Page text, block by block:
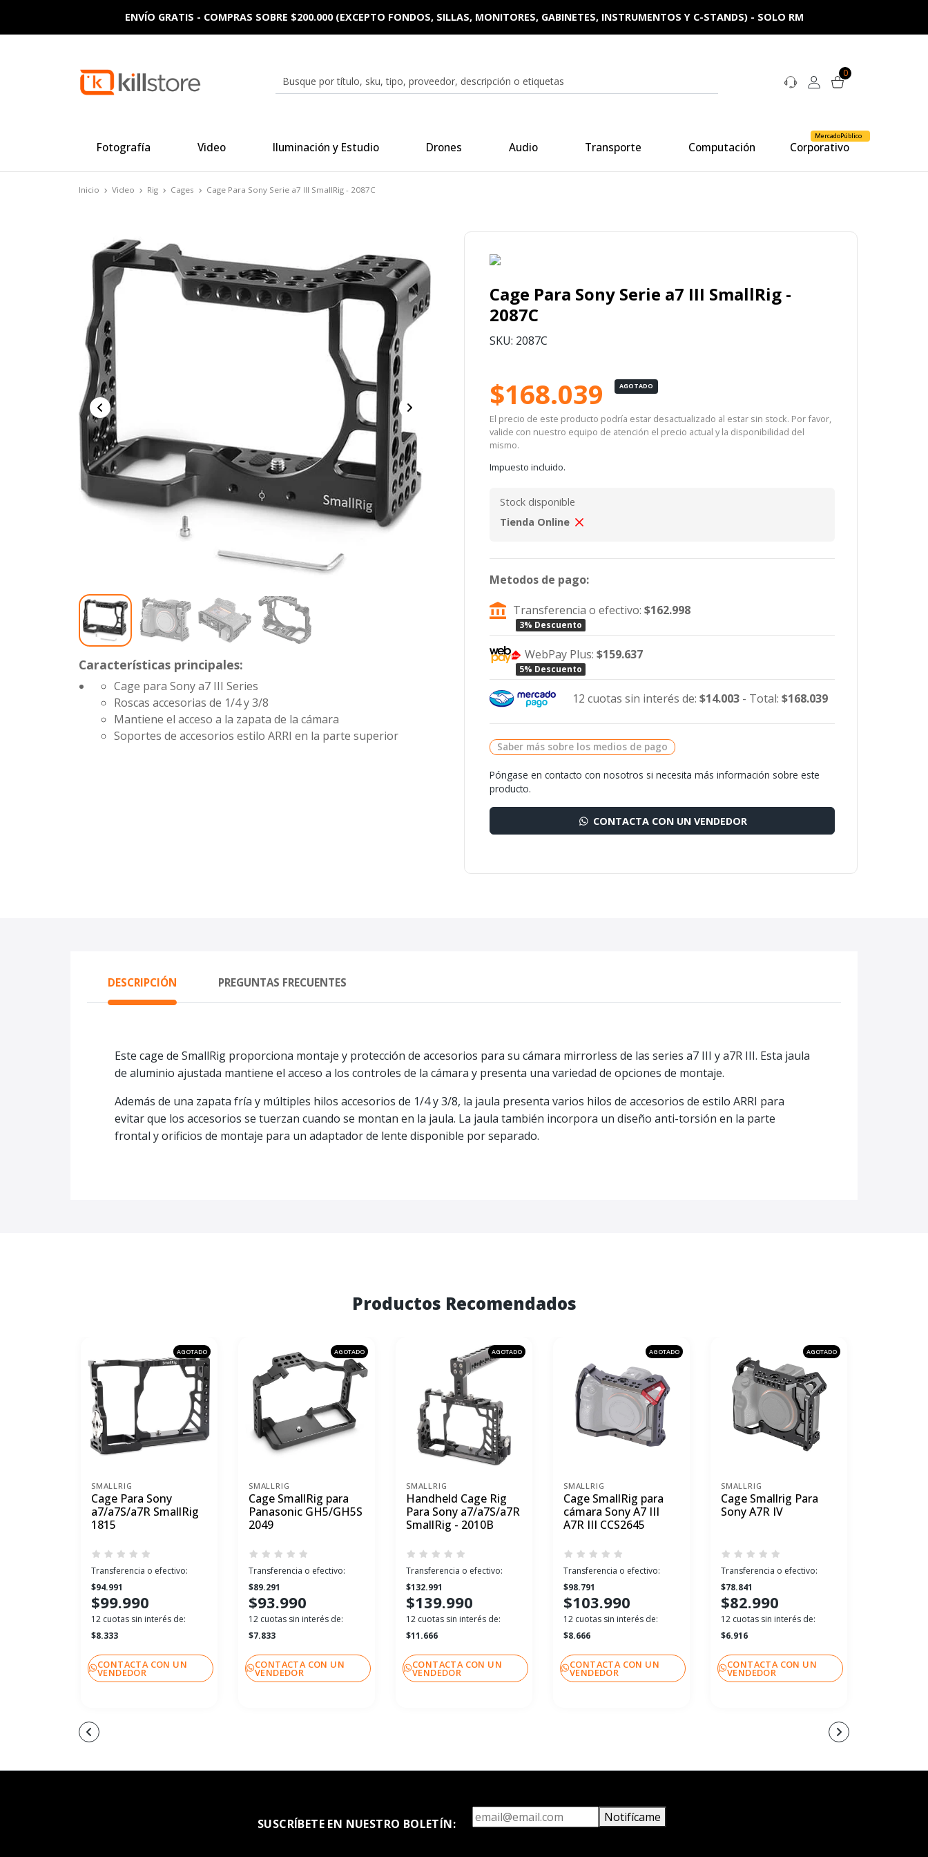
0
Fotografía Video Iluminación y Estudio Drones Audio Transporte Computación Corporativo
MercadoPúblico
ENVÍO GRATIS - COMPRAS SOBRE $200.000 (EXCEPTO FONDOS, SILLAS, MONITORES, GABINETES, INSTRUMENTOS Y C-STANDS) - SOLO RM
Inicio Video Rig Cages Cage Para Sony Serie a7 III SmallRig - 2087C
Características principales:
Cage para Sony a7 III Series
Roscas accesorias de 1/4 y 3/8
Mantiene el acceso a la zapata de la cámara
Soportes de accesorios estilo ARRI en la parte superior
Cage Para Sony Serie a7 III SmallRig -
2087C
SKU: 2087C
$168.039 AGOTADO
El precio de este producto podría estar desactualizado al estar sin stock. Por favor,
valide con nuestro equipo de atención el precio actual y la disponibilidad del
mismo.
Impuesto incluido.
Stock disponible
Tienda Online
Metodos de pago:
Transferencia o efectivo:$162.998
3% Descuento
WebPay Plus:$159.637
5% Descuento
12 cuotas sin interés de: $14.003- Total: $168.039
Saber más sobre los medios de pago
Póngase en contacto con nosotros si necesita más información sobre este
producto.
CONTACTA CON UN VENDEDOR
DESCRIPCIÓN PREGUNTAS FRECUENTES
Este cage de SmallRig proporciona montaje y protección de accesorios para su cámara mirrorless de las series a7 III y a7R III. Esta jaula
de aluminio ajustada mantiene el acceso a los controles de la cámara y presenta una variedad de opciones de montaje.
Además de una zapata fría y múltiples hilos accesorios de 1/4 y 3/8, la jaula presenta varios hilos de accesorios de estilo ARRI para
evitar que los accesorios se tuerzan cuando se montan en la jaula. La jaula también incorpora un diseño anti-torsión en la parte
frontal y orificios de montaje para un adaptador de lente disponible por separado.
Productos Recomendados
AGOTADO
SMALLRIG
Cage Para Sony
a7/a7S/a7R SmallRig
1815
Transferencia o efectivo:
$94.991
$99.990
12 cuotas sin interés de:
$8.333
CONTACTA CON UN
VENDEDOR
AGOTADO
SMALLRIG
Cage SmallRig para
Panasonic GH5/GH5S
2049
Transferencia o efectivo:
$89.291
$93.990
12 cuotas sin interés de:
$7.833
CONTACTA CON UN
VENDEDOR
AGOTADO
SMALLRIG
Handheld Cage Rig
Para Sony a7/a7S/a7R
SmallRig - 2010B
Transferencia o efectivo:
$132.991
$139.990
12 cuotas sin interés de:
$11.666
CONTACTA CON UN
VENDEDOR
AGOTADO
SMALLRIG
Cage SmallRig para
cámara Sony A7 III
A7R III CCS2645
Transferencia o efectivo:
$98.791
$103.990
12 cuotas sin interés de:
$8.666
CONTACTA CON UN
VENDEDOR
AGOTADO
SMALLRIG
Cage Smallrig Para
Sony A7R IV
Transferencia o efectivo:
$78.841
$82.990
12 cuotas sin interés de:
$6.916
CONTACTA CON UN
VENDEDOR
SUSCRÍBETE EN NUESTRO BOLETÍN: Notifícame